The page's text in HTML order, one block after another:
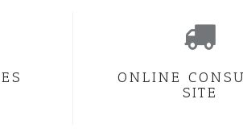
ONLINE
SITE